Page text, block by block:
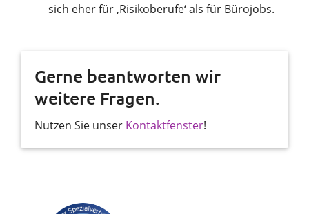
sich eher für ‚Risikoberufe‘ als für Bürojobs.
Gerne beantworten wir
weitere Fragen.
Nutzen Sie unser Kontaktfenster!